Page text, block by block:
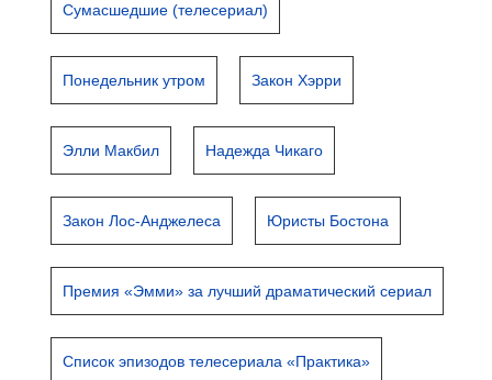
Сумасшедшие (телесериал)
Понедельник утром Закон Хэрри
Элли Макбил Надежда Чикаго
Закон Лос-Анджелеса Юристы Бостона
Премия «Эмми» за лучший драматический сериал
Список эпизодов телесериала «Практика»